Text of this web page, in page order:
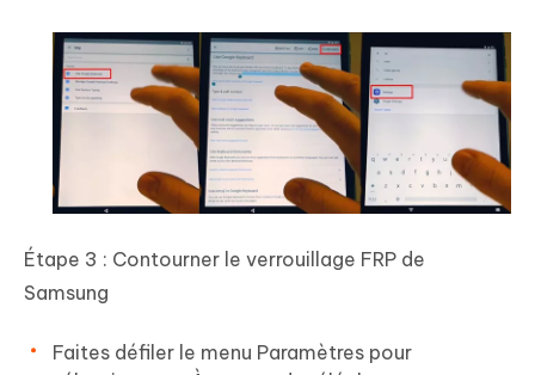
Étape 3 : Contourner le verrouillage FRP de
Samsung
Faites défiler le menu Paramètres pour